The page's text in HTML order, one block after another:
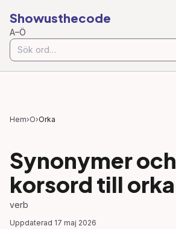
Showusthecode
A–Ö
Hem›O›Orka
Synonymer och
korsord till orka
verb
Uppdaterad 17 maj 2026